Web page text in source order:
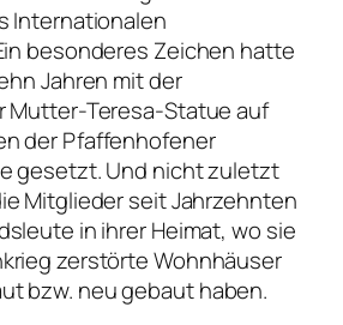
Internationalen
besonderes Zeichen hatte
Jahren mit der
Mutter-Teresa-Statue auf
der Pfaffenhofener
gesetzt. Und nicht zuletzt
Mitglieder seit Jahrzehnten
in ihrer Heimat, wo sie
zerstörte Wohnhäuser
bzw. neu gebaut haben.